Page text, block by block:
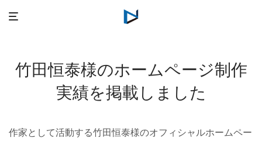
竹田恒泰様のホームページ制作
実績を掲載しました
作家として活動する竹田恒泰様のオフィシャルホームペー